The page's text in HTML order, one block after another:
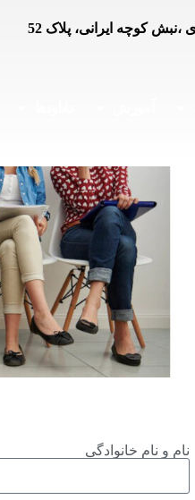
تهران، شهرک غرب، بلوار فرحزادی ،نبش کوچه ایرانی، پلاک 52
نام و نام خانوادگی